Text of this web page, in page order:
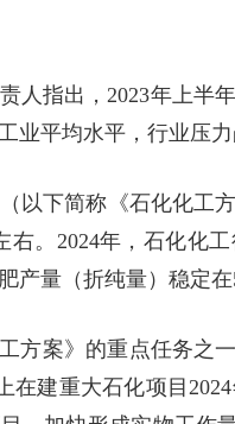
人指出，2023年上半
业平均水平，行业压力
以下简称《石化化工
。2024年，石化化
产量（折纯量）稳定在
方案》的重点任务之
在建重大石化项目